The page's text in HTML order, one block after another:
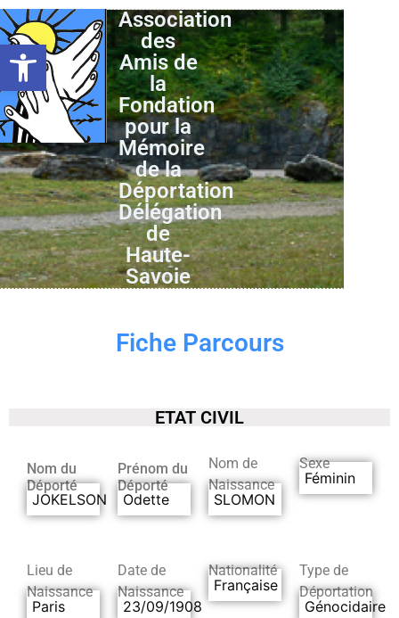
Ouvrir la barre d’outils
Association
des
Amis de
la
Fondation
pour la
Mémoire
de la
Déportation
Délégation
de
Haute-
Savoie
Fiche Parcours
ETAT CIVIL
Nom du
Déporté
JOKELSON
Prénom du
Déporté
Odette
Nom de
Naissance
SLOMON
Sexe
Féminin
Lieu de
Naissance
Paris
Date de
Naissance
23/09/1908
Nationalité
Française
Type de
Déportation
Génocidaire